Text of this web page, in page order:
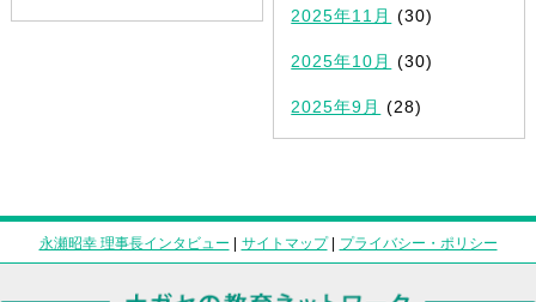
2025年11月 (30)
2025年10月 (30)
2025年9月 (28)
永瀬昭幸 理事長インタビュー | サイトマップ| プライバシー・ポリシー